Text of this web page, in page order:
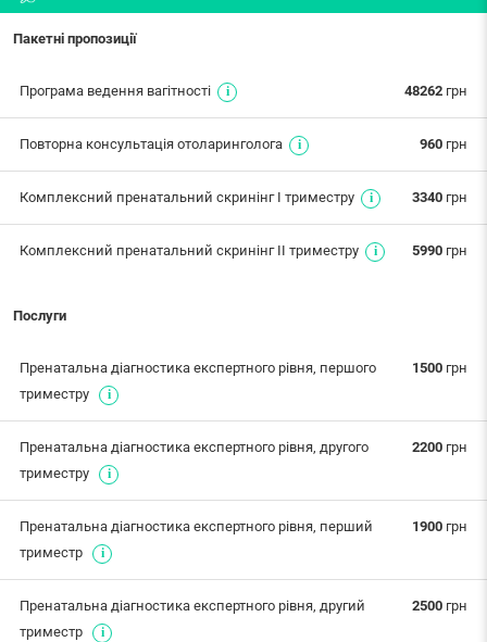
Пакетні пропозиції
48262 грн
Програма ведення вагітності
960 грн
Повторна консультація отоларинголога
3340 грн
Комплексний пренатальний скринінг І триместру
5990 грн
Комплексний пренатальний скринінг ІІ триместру
Послуги
1500 грн
Пренатальна діагностика експертного рівня, першого
триместру
2200 грн
Пренатальна діагностика експертного рівня, другого
триместру
1900 грн
Пренатальна діагностика експертного рівня, перший
триместр
2500 грн
Пренатальна діагностика експертного рівня, другий
триместр